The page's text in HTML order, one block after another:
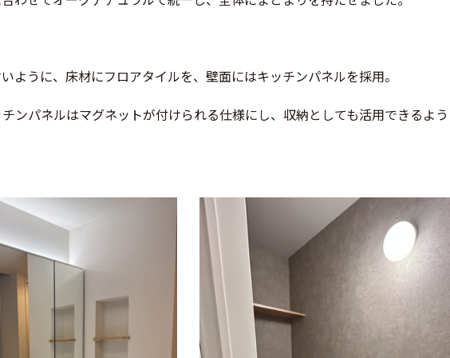
ように、床材にフロアタイルを、壁面にはキッチンパネルを採用。
ンパネルはマグネットが付けられる仕様にし、収納としても活用できるよ